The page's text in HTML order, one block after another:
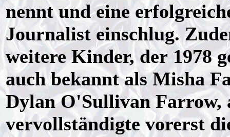
nennt und eine
Journalist einschlug.
weitere Kinder, der 1978
auch bekannt als Misha
Dylan O'Sullivan Farrow,
vervollständigte vorerst